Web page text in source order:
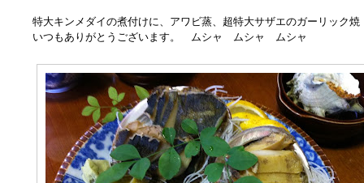
特大キンメダイの煮付けに、アワビ蒸、超特大サザエのガーリック焼
いつもありがとうございます。 ムシャ ムシャ ムシャ